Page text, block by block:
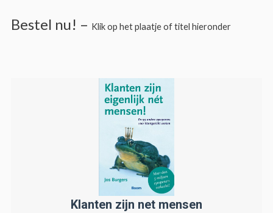
Bestel nu! – Klik op het plaatje of titel hieronder
Klanten zijn net mensen